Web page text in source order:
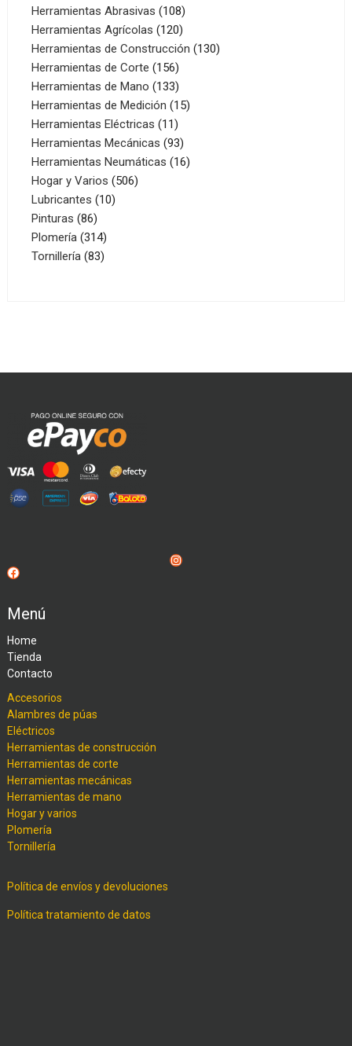
productos
Herramientas Abrasivas 108108
productos
Herramientas Agrícolas 120120
productos
Herramientas de Construcción 130130
Herramientas de Corte 156156
productos
Herramientas de Mano 133133
productos
Herramientas de Medición 1515
Herramientas Eléctricas 1111
productos
Herramientas Mecánicas 9393
productos
Herramientas Neumáticas 1616
Hogar y Varios 506506
Lubricantes 1010
Pinturas 8686
productos
Plomería 314314
productos
Tornillería 8383
Instagram
Facebook
Menú
Home
Tienda
Contacto
Accesorios
Alambres de púas
Eléctricos
Herramientas de construcción
Herramientas de corte
Herramientas mecánicas
Herramientas de mano
Hogar y varios
Plomería
Tornillería
Política de envíos y devoluciones
Política tratamiento de datos